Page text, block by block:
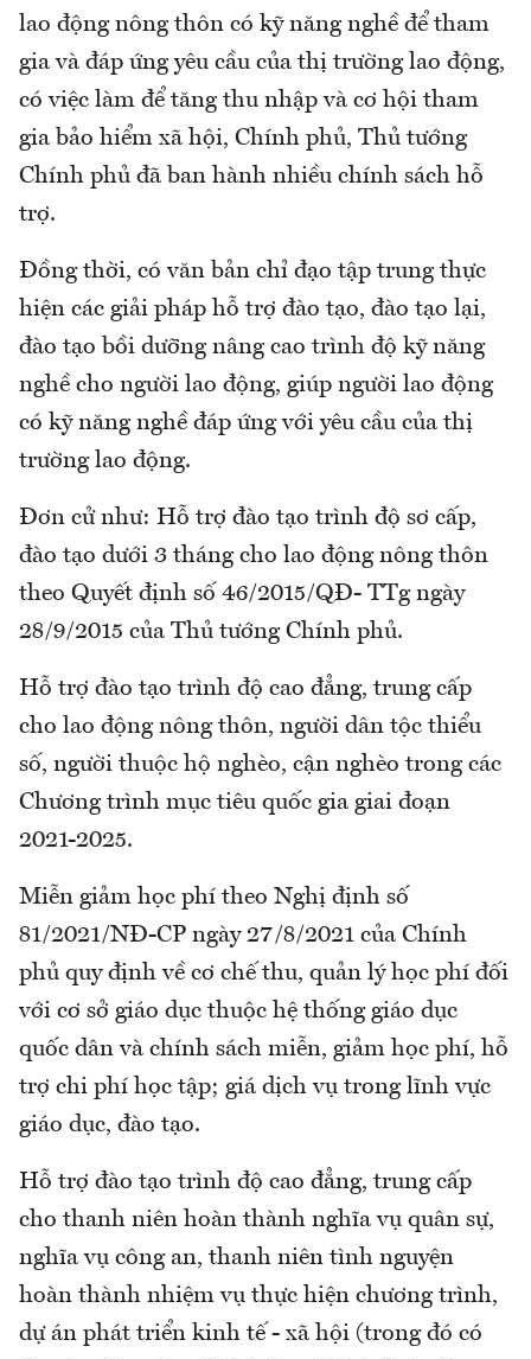
lao động nông thôn có kỹ năng nghề để tham
gia và đáp ứng yêu cầu của thị trường lao động,
có việc làm để tăng thu nhập và cơ hội tham
gia bảo hiểm xã hội, Chính phủ, Thủ tướng
Chính phủ đã ban hành nhiều chính sách hỗ
trợ.
Đồng thời, có văn bản chỉ đạo tập trung thực
hiện các giải pháp hỗ trợ đào tạo, đào tạo lại,
đào tạo bồi dưỡng nâng cao trình độ kỹ năng
nghề cho người lao động, giúp người lao động
có kỹ năng nghề đáp ứng với yêu cầu của thị
trường lao động.
Đơn cử như: Hỗ trợ đào tạo trình độ sơ cấp,
đào tạo dưới 3 tháng cho lao động nông thôn
theo Quyết định số 46/2015/QĐ- TTg ngày
28/9/2015 của Thủ tướng Chính phủ.
Hỗ trợ đào tạo trình độ cao đẳng, trung cấp
cho lao động nông thôn, người dân tộc thiểu
số, người thuộc hộ nghèo, cận nghèo trong các
Chương trình mục tiêu quốc gia giai đoạn
2021-2025.
Miễn giảm học phí theo Nghị định số
81/2021/NĐ-CP ngày 27/8/2021 của Chính
phủ quy định về cơ chế thu, quản lý học phí đối
với cơ sở giáo dục thuộc hệ thống giáo dục
quốc dân và chính sách miễn, giảm học phí, hỗ
trợ chi phí học tập; giá dịch vụ trong lĩnh vực
giáo dục, đào tạo.
Hỗ trợ đào tạo trình độ cao đẳng, trung cấp
cho thanh niên hoàn thành nghĩa vụ quân sự,
nghĩa vụ công an, thanh niên tình nguyện
hoàn thành nhiệm vụ thực hiện chương trình,
dự án phát triển kinh tế - xã hội (trong đó có